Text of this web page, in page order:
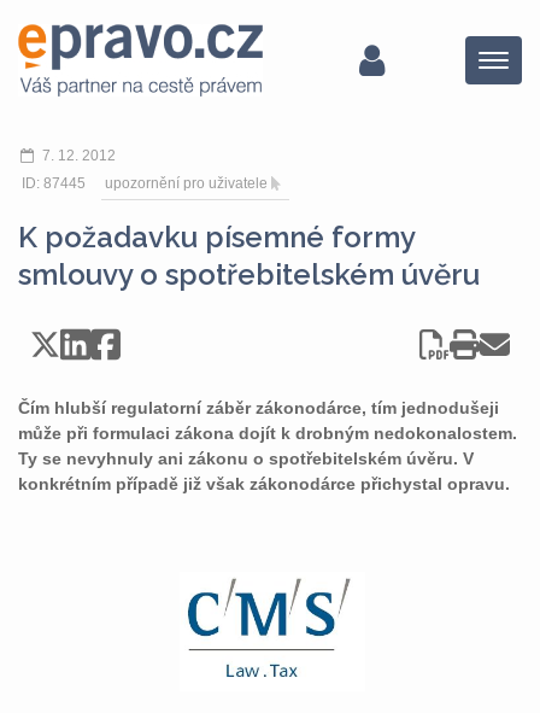
Menu
7. 12. 2012
ID: 87445
upozornění pro uživatele
K požadavku písemné formy
smlouvy o spotřebitelském úvěru
Čím hlubší regulatorní záběr zákonodárce, tím jednodušeji
může při formulaci zákona dojít k drobným nedokonalostem.
Ty se nevyhnuly ani zákonu o spotřebitelském úvěru. V
konkrétním případě již však zákonodárce přichystal opravu.